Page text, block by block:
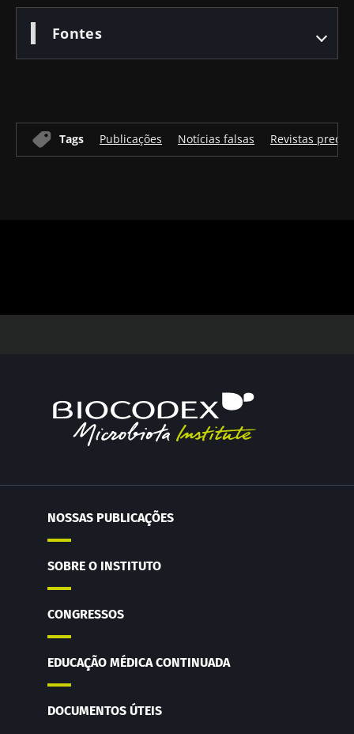
Fontes
Tags Publicações Notícias falsas Revistas
NOSSAS PUBLICAÇÕES
SOBRE O INSTITUTO
CONGRESSOS
EDUCAÇÃO MÉDICA CONTINUADA
DOCUMENTOS ÚTEIS